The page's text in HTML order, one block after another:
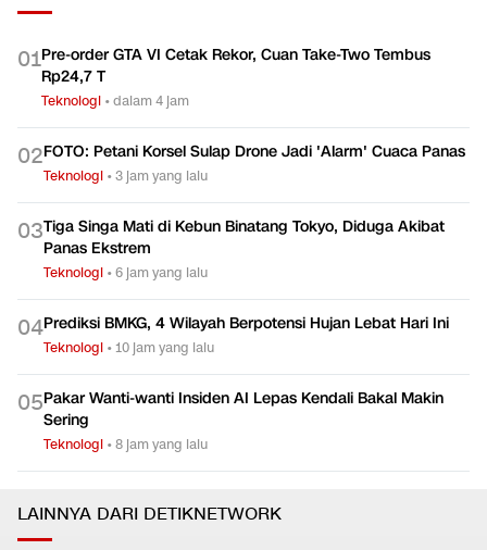
01Pre-order GTA VI Cetak Rekor, Cuan Take-Two Tembus
Rp24,7 T
Teknologi •dalam 4 jam
02FOTO: Petani Korsel Sulap Drone Jadi 'Alarm' Cuaca Panas
Teknologi •3 jam yang lalu
03Tiga Singa Mati di Kebun Binatang Tokyo, Diduga Akibat
Panas Ekstrem
Teknologi •6 jam yang lalu
04Prediksi BMKG, 4 Wilayah Berpotensi Hujan Lebat Hari Ini
Teknologi •10 jam yang lalu
05Pakar Wanti-wanti Insiden AI Lepas Kendali Bakal Makin
Sering
Teknologi •8 jam yang lalu
LAINNYA DARI DETIKNETWORK